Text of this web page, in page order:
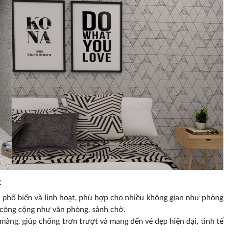
biến và linh hoạt, phù hợp cho nhiều không gian như phòng
cộng như văn phòng, sảnh chờ.
giúp chống trơn trượt và mang đến vẻ đẹp hiện đại, tinh tế